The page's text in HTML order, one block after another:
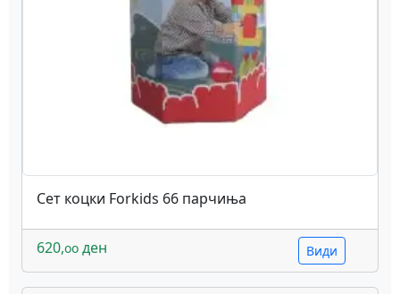
Сет коцки Forkids 66 парчиња
620,oo ден Види